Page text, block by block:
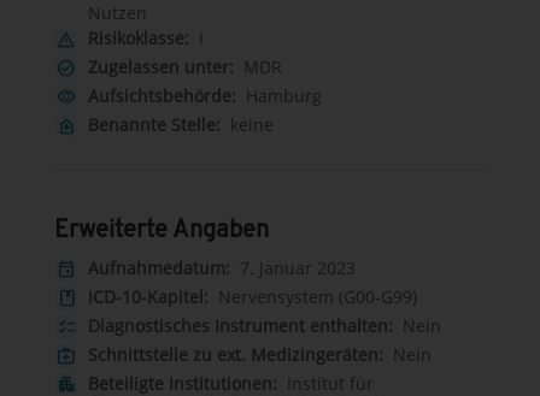
Nutzen
warning Risikoklasse:
check_circle Zugelassen unter: MDR
visibility Aufsichtsbehörde: Hamburg
home_health Benannte Stelle: keine
Erweiterte Angaben
event
Aufnahmedatum: 7. Januar 2023
book ICD-10-Kapitel: Nervensystem (G00-G99)
checklist Diagnostisches Instrument enthalten: Nein
medical_services Schnittstelle zu ext. Medizingeräten: Nein
apartment Beteiligte Institutionen:
Institut für